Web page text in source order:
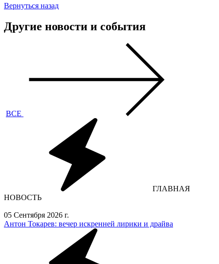
Вернуться назад
Другие новости и события
ВСЕ
ГЛАВНАЯ
НОВОСТЬ
05 Сентября 2026 г.
Антон Токарев: вечер искренней лирики и драйва